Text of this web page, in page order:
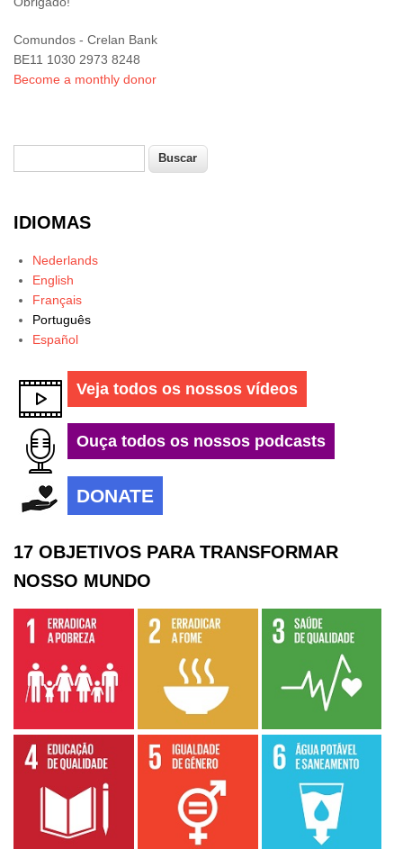
Comundos - Crelan Bank
BE11 1030 2973 8248
Become a monthly donor
Formulário de busca
IDIOMAS
Nederlands
English
Français
Português
Español
Veja todos os nossos vídeos
Ouça todos os nossos podcasts
DONATE
17 OBJETIVOS PARA TRANSFORMAR
NOSSO MUNDO